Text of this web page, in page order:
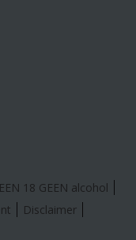
18 GEEN alcohol
Disclaimer